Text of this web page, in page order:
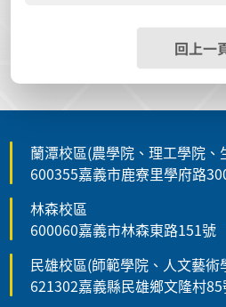
回上一
蘭潭校區(農學院、理工學院、
600355嘉義市鹿寮里學府路
林森校區
600060嘉義市林森東路151號
民雄校區(師範學院、人文藝術
621302嘉義縣民雄鄉文隆村